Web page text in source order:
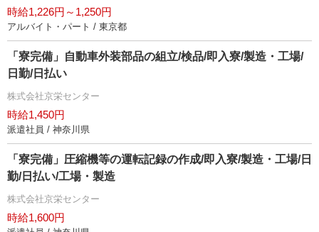
時給1,226円～1,250円
アルバイト・パート / 東京都
「寮完備」自動車外装部品の組立/検品/即入寮/製造・工場/
日勤/日払い
株式会社京栄センター
時給1,450円
派遣社員 / 神奈川県
「寮完備」圧縮機等の運転記録の作成/即入寮/製造・工場/日
勤/日払い/工場・製造
株式会社京栄センター
時給1,600円